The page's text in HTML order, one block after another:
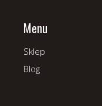
Menu
Sklep
Blog